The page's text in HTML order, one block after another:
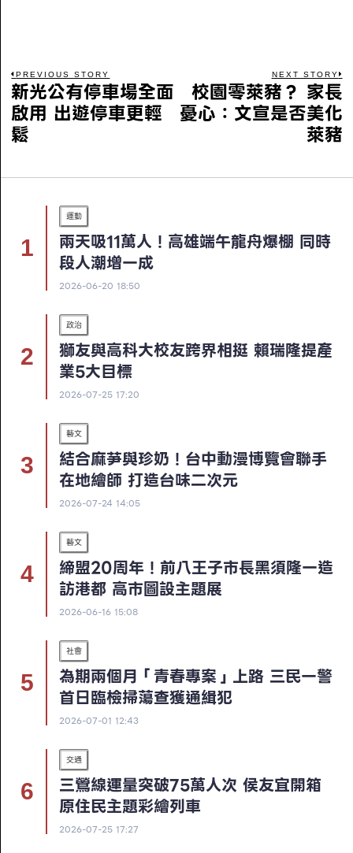
PREVIOUS STORY
新光公有停車場全面
啟用 出遊停車更輕
鬆
NEXT STORY
校園零萊豬？ 家長
憂心：文宣是否美化
萊豬
運動
兩天吸11萬人！高雄端午龍舟爆棚 同時
段人潮增一成
2026-06-20 18:50
政治
獅友與高科大校友跨界相挺 賴瑞隆提產
業5大目標
2026-07-25 17:20
藝文
結合麻芛與珍奶！台中動漫博覽會聯手
在地繪師 打造台味二次元
2026-07-24 14:05
藝文
締盟20周年！前八王子市長黑須隆一造
訪港都 高市圖設主題展
2026-06-16 15:08
社會
為期兩個月「青春專案」上路 三民一警
首日臨檢掃蕩查獲通緝犯
2026-07-01 12:43
交通
三鶯線運量突破75萬人次 侯友宜開箱
原住民主題彩繪列車
2026-07-25 17:27